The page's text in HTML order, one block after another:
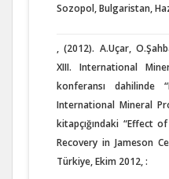
Sozopol, Bulgaristan,
, (2012). A.Uçar,
XIII. International
konferansı dahilinde
International Mineral
kitapçığındaki “Effect
Recovery in Jameson
Türkiye, Ekim 2012, :